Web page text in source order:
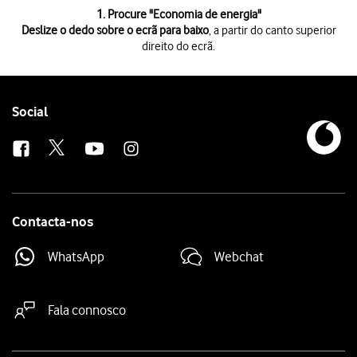
1. Procure "Economia de energia"
Deslize o dedo sobre o ecrã para baixo, a partir do canto superior
direito do ecrã.
Primao ícone de definições.
PrimaEconomia de energia
para ativar a função.
Prima
os indicadores
junto às definições pretendidas para as ativar ou
Prima
a tecla de início para terminar e voltar ao ecrã inicial.
Follow
Social
Contacta-nos
WhatsApp Webchat
Fala connosco